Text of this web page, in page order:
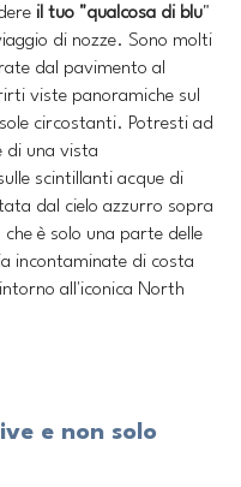
il tuo "qualcosa di blu"
di nozze. Sono molti
dal pavimento al
viste panoramiche sul
circostanti. Potresti ad
di una vista
scintillanti acque di
dal cielo azzurro sopra
è solo una parte delle
incontaminate di costa
all'iconica North
e non solo